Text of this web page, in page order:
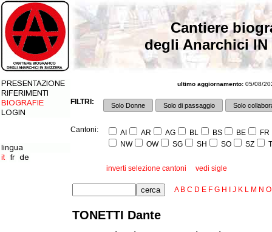
Cantiere
degli Anarchici IN
ultimo aggiornamento: 05/08/
FILTRI: Solo Donne Solo di passaggio Solo
Cantoni: AI AR AG BL BS BE
FR
NW
OW SG SH SO SZ
inverti selezione cantoni vedi sigle
A B C D E F G H J K L M N O
TONETTI Dante